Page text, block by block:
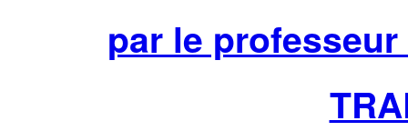
par le professeur